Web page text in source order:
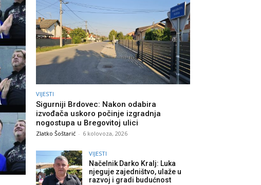
VIJESTI
Sigurniji Brdovec: Nakon odabira
izvođača uskoro počinje izgradnja
nogostupa u Bregovitoj ulici
Zlatko Šoštarić - 6 kolovoza, 2026
VIJESTI
Načelnik Darko Kralj: Luka
njeguje zajedništvo, ulaže u
razvoj i gradi budućnost